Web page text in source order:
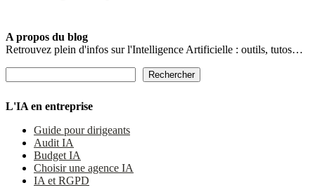
A propos du blog
Retrouvez plein d'infos sur l'Intelligence Artificielle : outils, tutos…
Rechercher
L'IA en entreprise
Guide pour dirigeants
Audit IA
Budget IA
Choisir une agence IA
IA et RGPD